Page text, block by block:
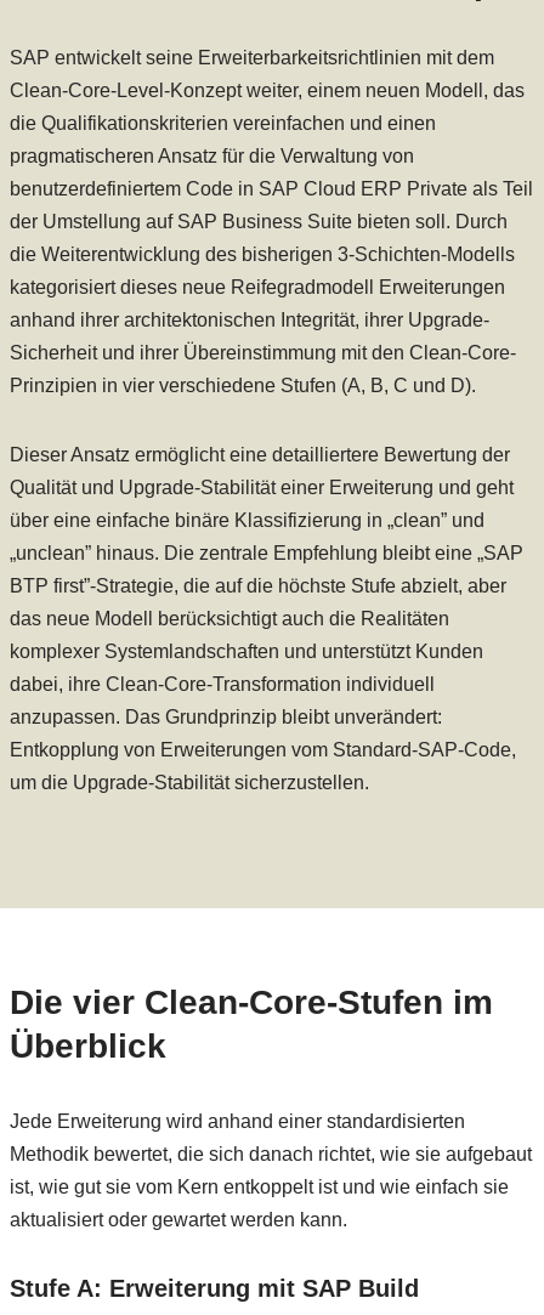
SAP entwickelt seine Erweiterbarkeitsrichtlinien mit dem
Clean-Core-Level-Konzept weiter, einem neuen Modell, das
die Qualifikationskriterien vereinfachen und einen
pragmatischeren Ansatz für die Verwaltung von
benutzerdefiniertem Code in SAP Cloud ERP Private als Teil
der Umstellung auf SAP Business Suite bieten soll. Durch
die Weiterentwicklung des bisherigen 3-Schichten-Modells
kategorisiert dieses neue Reifegradmodell Erweiterungen
anhand ihrer architektonischen Integrität, ihrer Upgrade-
Sicherheit und ihrer Übereinstimmung mit den Clean-Core-
Prinzipien in vier verschiedene Stufen (A, B, C und D).
Dieser Ansatz ermöglicht eine detailliertere Bewertung der
Qualität und Upgrade-Stabilität einer Erweiterung und geht
über eine einfache binäre Klassifizierung in „clean” und
„unclean” hinaus. Die zentrale Empfehlung bleibt eine „SAP
BTP first”-Strategie, die auf die höchste Stufe abzielt, aber
das neue Modell berücksichtigt auch die Realitäten
komplexer Systemlandschaften und unterstützt Kunden
dabei, ihre Clean-Core-Transformation individuell
anzupassen. Das Grundprinzip bleibt unverändert:
Entkopplung von Erweiterungen vom Standard-SAP-Code,
um die Upgrade-Stabilität sicherzustellen.
Die vier Clean-Core-Stufen im
Überblick
Jede Erweiterung wird anhand einer standardisierten
Methodik bewertet, die sich danach richtet, wie sie aufgebaut
ist, wie gut sie vom Kern entkoppelt ist und wie einfach sie
aktualisiert oder gewartet werden kann.
Stufe A: Erweiterung mit SAP Build